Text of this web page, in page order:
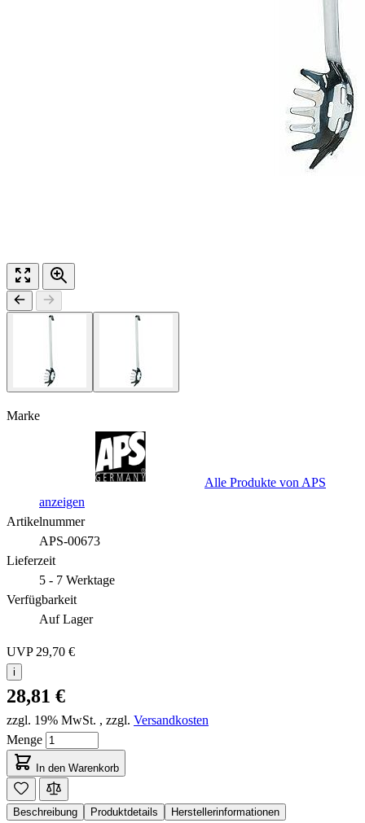
Marke
Alle Produkte von APS
anzeigen
Artikelnummer
APS-00673
Lieferzeit
5 - 7 Werktage
Verfügbarkeit
Auf Lager
UVP 29,70 €
i
28,81 €
zzgl. 19% MwSt. , zzgl. Versandkosten
Menge
In den Warenkorb
Beschreibung Produktdetails Herstellerinformationen